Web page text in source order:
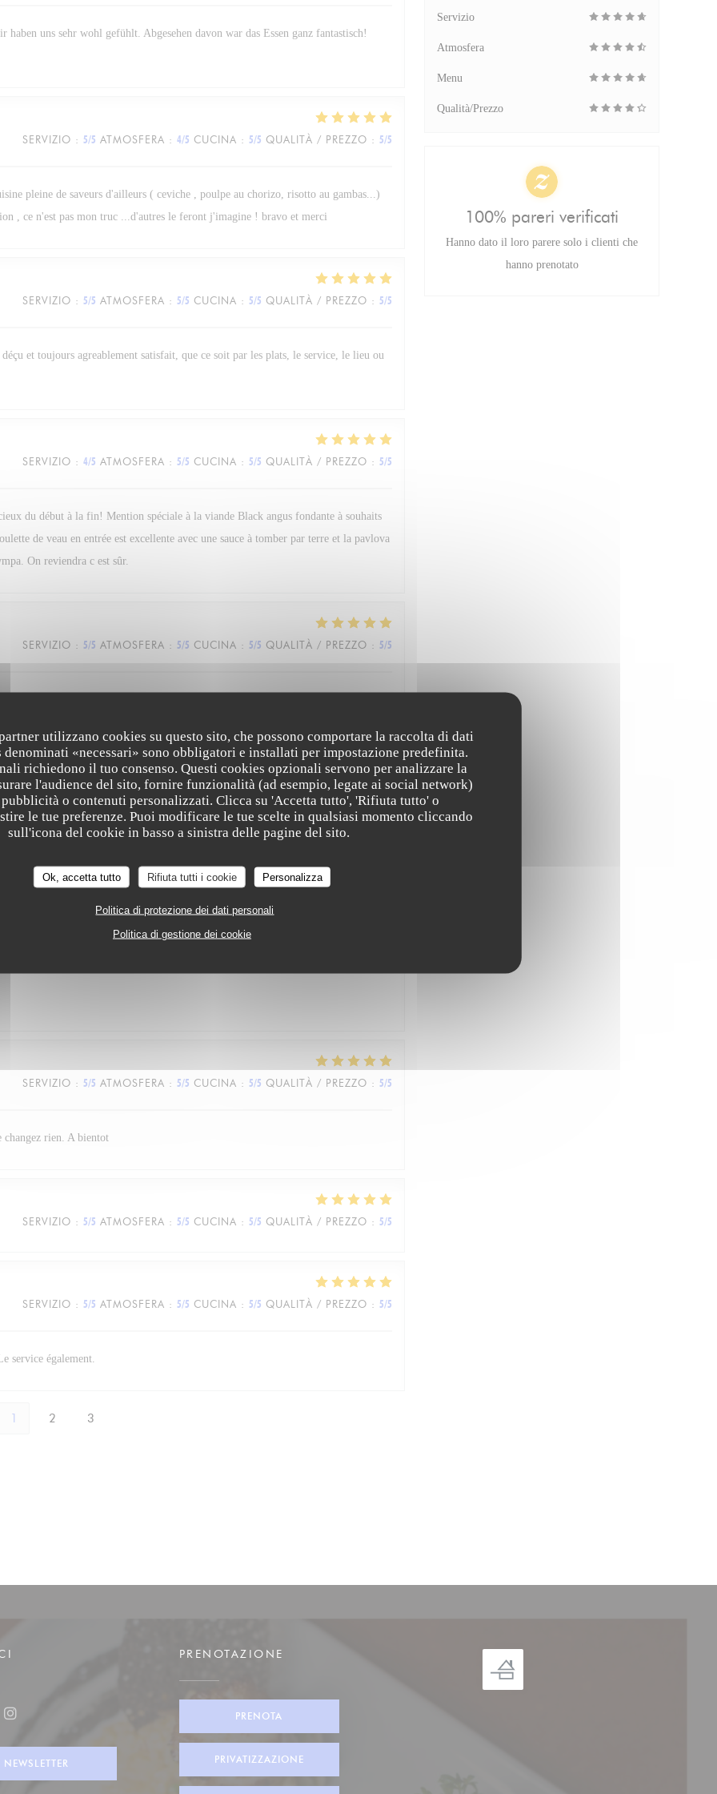
utilizzano cookies su questo sito, che possono comportare la raccolta di dati
«necessari» sono obbligatori e installati per impostazione predefinita.
richiedono il tuo consenso. Questi cookies opzionali servono per analizzare la
l'audience del sito, fornire funzionalità (ad esempio, legate ai social network)
o contenuti personalizzati. Clicca su 'Accetta tutto', 'Rifiuta tutto' o
le tue preferenze. Puoi modificare le tue scelte in qualsiasi momento cliccando
sull'icona del cookie in basso a sinistra delle pagine del sito.
Ok, accetta tutto Rifiuta tutti i cookie Personalizza
Politica di protezione dei dati personali
Politica di gestione dei cookie
uns sehr wohl gefühlt. Abgesehen davon war das Essen ganz fantastisch!
SERVIZIO : 5/5 ATMOSFERA : 4/5 CUCINA : 5/5 QUALITÀ / PREZZO : 5/5
pleine de saveurs d'ailleurs ( ceviche , poulpe au chorizo, risotto au gambas...)
, ce n'est pas mon truc ...d'autres le feront j'imagine ! bravo et merci
SERVIZIO : 5/5 ATMOSFERA : 5/5 CUCINA : 5/5 QUALITÀ / PREZZO : 5/5
et toujours agreablement satisfait, que ce soit par les plats, le service, le lieu ou
SERVIZIO : 4/5 ATMOSFERA : 5/5 CUCINA : 5/5 QUALITÀ / PREZZO : 5/5
du début à la fin! Mention spéciale à la viande Black angus fondante à souhaits
de veau en entrée est excellente avec une sauce à tomber par terre et la pavlova
On reviendra c est sûr.
SERVIZIO : 5/5 ATMOSFERA : 5/5 CUCINA : 5/5 QUALITÀ / PREZZO : 5/5
agréable moment. La sympathie et la bienveillance de l’ensemble du personnel
cet endroit où nous reviendrons avec grand plaisir!
SERVIZIO : 5/5 ATMOSFERA: 5/5 CUCINA: 5 /5 QUALITÀ / PREZZO: 4/5
très bon. Prix raisonnable.
ATMOSFERA:
SERVIZIO : 5/5 ATMOSFERA : 5/5 CUCINA : 5/5 QUALITÀ / PREZZO : 5/5
changez rien. A bientot
SERVIZIO : 5/5 ATMOSFERA : 5/5 CUCINA : 5/5 QUALITÀ / PREZZO : 5/5
SERVIZIO : 5/5 ATMOSFERA : 5/5 CUCINA : 5/5 QUALITÀ / PREZZO : 5/5
service également.
1 2 3
Servizio
Atmosfera
Menu
Qualità/Prezzo
100% pareri verificati
Hanno dato il loro parere solo i clienti che
hanno prenotato
NEWSLETTER
PRENOTAZIONE
PRENOTA
PRIVATIZZAZIONE